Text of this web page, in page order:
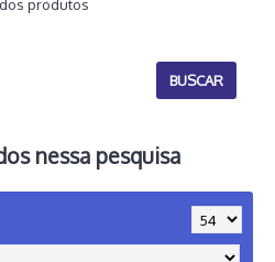
produtos
nessa pesquisa